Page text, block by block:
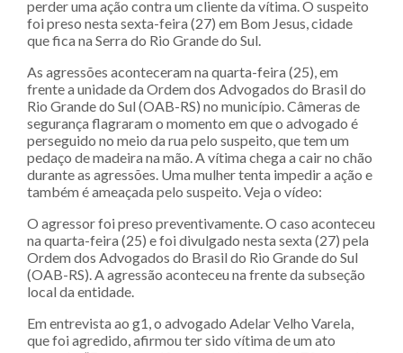
perder uma ação contra um cliente da vítima. O suspeito
foi preso nesta sexta-feira (27) em Bom Jesus, cidade
que fica na Serra do Rio Grande do Sul.
As agressões aconteceram na quarta-feira (25), em
frente a unidade da Ordem dos Advogados do Brasil do
Rio Grande do Sul (OAB-RS) no município. Câmeras de
segurança flagraram o momento em que o advogado é
perseguido no meio da rua pelo suspeito, que tem um
pedaço de madeira na mão. A vítima chega a cair no chão
durante as agressões. Uma mulher tenta impedir a ação e
também é ameaçada pelo suspeito. Veja o vídeo:
O agressor foi preso preventivamente. O caso aconteceu
na quarta-feira (25) e foi divulgado nesta sexta (27) pela
Ordem dos Advogados do Brasil do Rio Grande do Sul
(OAB-RS). A agressão aconteceu na frente da subseção
local da entidade.
Em entrevista ao g1, o advogado Adelar Velho Varela,
que foi agredido, afirmou ter sido vítima de um ato